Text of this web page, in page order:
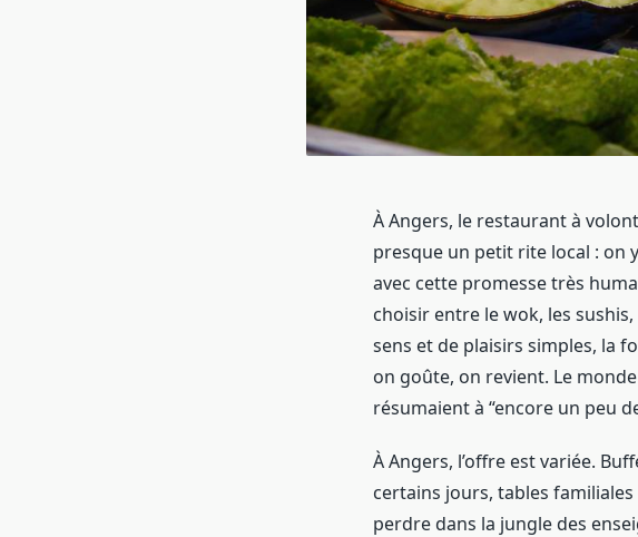
À Angers, le restaurant à
presque un petit rite local : on
avec cette promesse très
choisir entre le wok, les
sens et de plaisirs simples, la
on goûte, on revient. Le
résumaient à “encore un peu
À Angers, l’offre est variée.
certains jours, tables
perdre dans la jungle des